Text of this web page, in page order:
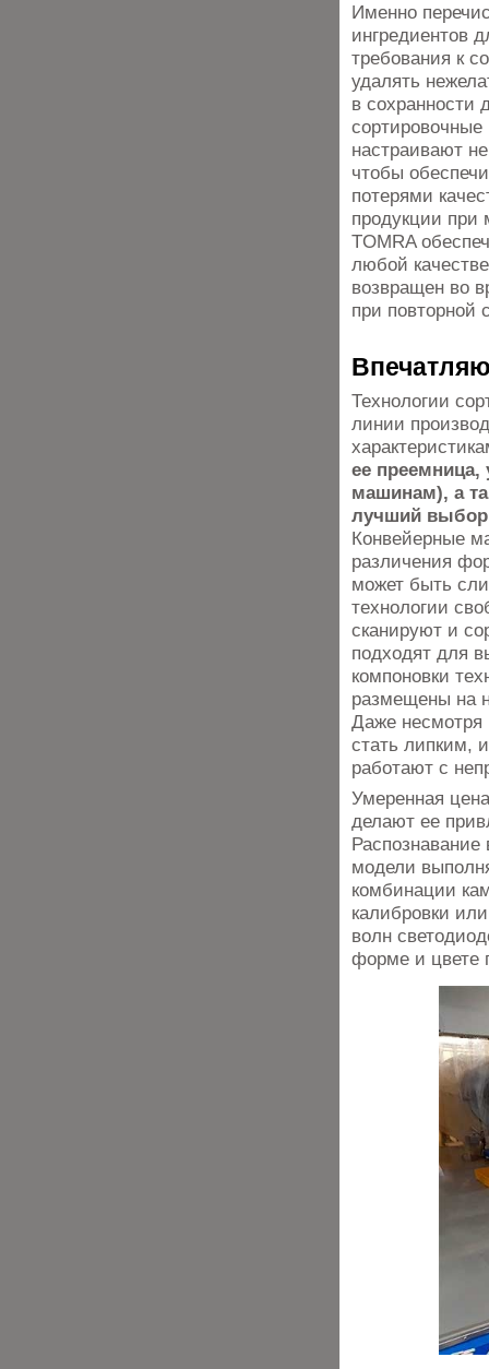
Именно
ингредиентов
требования к
удалять
в сохранности
настраивают
чтобы
потерями
продукции при
TOMRA
любой
возвращен во
при повторной
Технологии
линии
ее преемница,
машинам), а
лучший выбор
Конвейерные
различения
может быть
технологии
сканируют и
подходят для
компоновки
размещены на
Даже несмотря
стать липким,
работают с
Умеренная
делают ее
Распознавание
модели
комбинации
калибровки
волн
форме и цвете